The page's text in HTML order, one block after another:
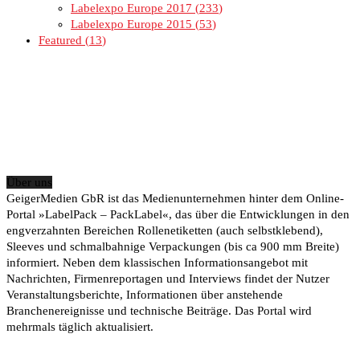
Labelexpo Europe 2017
233
Labelexpo Europe 2015
53
Featured
13
Über uns
GeigerMedien GbR ist das Medienunternehmen hinter dem Online-
Portal »LabelPack – PackLabel«, das über die Entwicklungen in den
engverzahnten Bereichen Rollenetiketten (auch selbstklebend),
Sleeves und schmalbahnige Verpackungen (bis ca 900 mm Breite)
informiert. Neben dem klassischen Informationsangebot mit
Nachrichten, Firmenreportagen und Interviews findet der Nutzer
Veranstaltungsberichte, Informationen über anstehende
Branchenereignisse und technische Beiträge. Das Portal wird
mehrmals täglich aktualisiert.